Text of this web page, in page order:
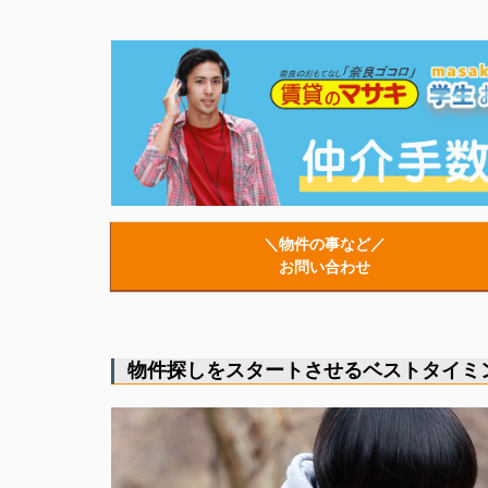
＼物件の事など／
お問い合わせ
物件探しをスタートさせるベストタイミ